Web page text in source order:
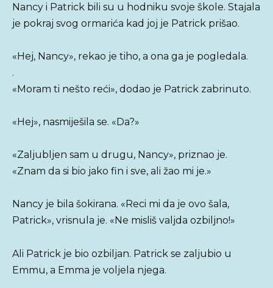
Nancy i Patrick bili su u hodniku svoje škole. Stajala
je pokraj svog ormarića kad joj je Patrick prišao.
«Hej, Nancy», rekao je tiho, a ona ga je pogledala.
.
«Moram ti nešto reći», dodao je Patrick zabrinuto.
«Hej», nasmiješila se. «Da?»
«Zaljubljen sam u drugu, Nancy», priznao je.
«Znam da si bio jako fin i sve, ali žao mi je.»
Nancy je bila šokirana. «Reci mi da je ovo šala,
Patrick», vrisnula je. «Ne misliš valjda ozbiljno!»
Ali Patrick je bio ozbiljan. Patrick se zaljubio u
Emmu, a Emma je voljela njega.